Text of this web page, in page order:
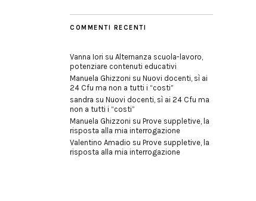
COMMENTI RECENTI
Vanna Iori su Alternanza scuola-lavoro,
potenziare contenuti educativi
Manuela Ghizzoni su Nuovi docenti, sì ai
24 Cfu ma non a tutti i “costi”
sandra su Nuovi docenti, sì ai 24 Cfu ma
non a tutti i “costi”
Manuela Ghizzoni su Prove suppletive, la
risposta alla mia interrogazione
Valentino Amadio su Prove suppletive, la
risposta alla mia interrogazione